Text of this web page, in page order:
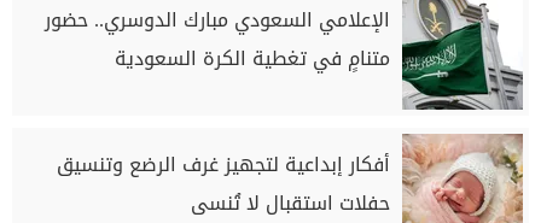
الإعلامي السعودي مبارك الدوسري.. حضور
متنامٍ في تغطية الكرة السعودية
أفكار إبداعية لتجهيز غرف الرضع وتنسيق
حفلات استقبال لا تُنسى